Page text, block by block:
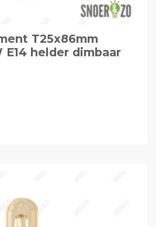
T25x86mm
E14 helder dimbaar